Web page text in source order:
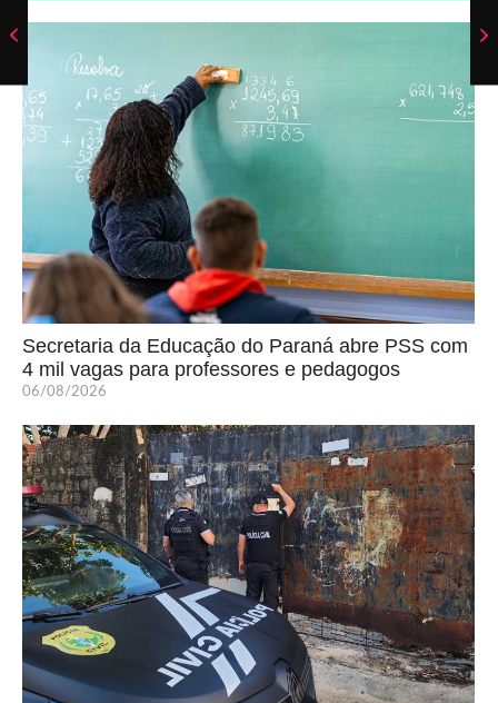
Secretaria da Educação do Paraná abre PSS com
4 mil vagas para professores e pedagogos
06/08/2026